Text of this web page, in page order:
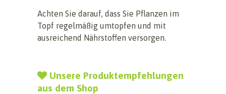
Achten Sie darauf, dass Sie Pflanzen im
Topf regelmäßig umtopfen und mit
ausreichend Nährstoffen versorgen.
Unsere Produktempfehlungen
aus dem Shop